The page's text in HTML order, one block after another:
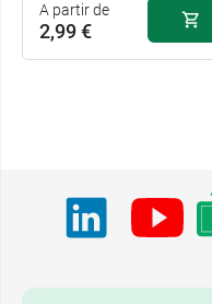
A partir de
2,99 €